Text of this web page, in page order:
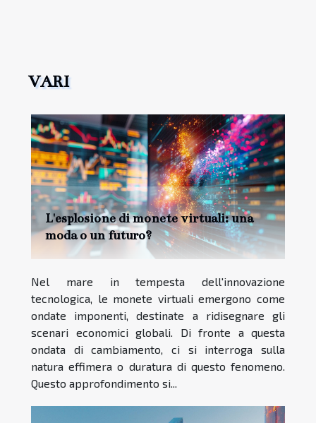
VARI
L'esplosione di monete virtuali: una
moda o un futuro?
Nel mare in tempesta dell'innovazione
tecnologica, le monete virtuali emergono come
ondate imponenti, destinate a ridisegnare gli
scenari economici globali. Di fronte a questa
ondata di cambiamento, ci si interroga sulla
natura effimera o duratura di questo fenomeno.
Questo approfondimento si...